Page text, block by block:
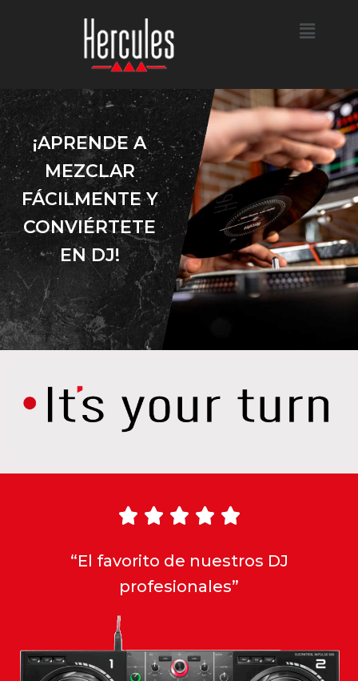
¡APRENDE A
MEZCLAR
FÁCILMENTE Y
CONVIÉRTETE
EN DJ!
    
“El favorito de nuestros DJ
profesionales”